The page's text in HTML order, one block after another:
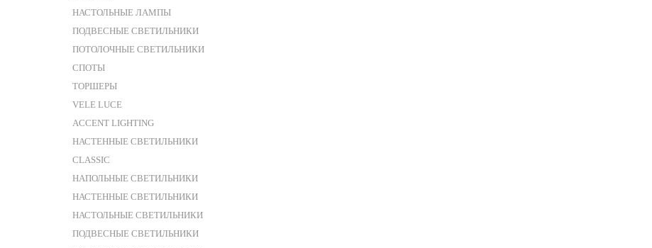
НАСТОЛЬНЫЕ ЛАМПЫ
ПОДВЕСНЫЕ СВЕТИЛЬНИКИ
ПОТОЛОЧНЫЕ СВЕТИЛЬНИКИ
СПОТЫ
ТОРШЕРЫ
VELE LUCE
ACCENT LIGHTING
НАСТЕННЫЕ СВЕТИЛЬНИКИ
CLASSIC
НАПОЛЬНЫЕ СВЕТИЛЬНИКИ
НАСТЕННЫЕ СВЕТИЛЬНИКИ
НАСТОЛЬНЫЕ СВЕТИЛЬНИКИ
ПОДВЕСНЫЕ СВЕТИЛЬНИКИ